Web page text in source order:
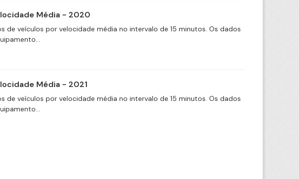
Média - 2020
veículos por velocidade média no intervalo de 15 minutos. Os dados
Média - 2021
veículos por velocidade média no intervalo de 15 minutos. Os dados